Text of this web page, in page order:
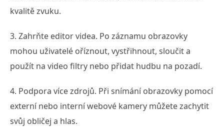
kvalitě zvuku.
3. Zahrňte editor videa. Po záznamu obrazovky
mohou uživatelé oříznout, vystřihnout, sloučit a
použít na video filtry nebo přidat hudbu na pozadí.
4. Podpora více zdrojů. Při snímání obrazovky pomocí
externí nebo interní webové kamery můžete zachytit
svůj obličej a hlas.